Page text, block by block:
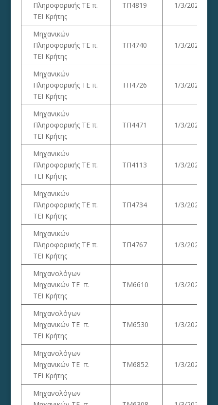
Πληροφορικής ΤΕ π.
ΤΕΙ Κρήτης
ΤΠ4819 1/3/2023
Μηχανικών
Πληροφορικής ΤΕ π.
ΤΕΙ Κρήτης
ΤΠ4740 1/3/2023
Μηχανικών
Πληροφορικής ΤΕ π.
ΤΕΙ Κρήτης
ΤΠ4726 1/3/2023
Μηχανικών
Πληροφορικής ΤΕ π.
ΤΕΙ Κρήτης
ΤΠ4471 1/3/2023
Μηχανικών
Πληροφορικής ΤΕ π.
ΤΕΙ Κρήτης
ΤΠ4113 1/3/2023
Μηχανικών
Πληροφορικής ΤΕ π.
ΤΕΙ Κρήτης
ΤΠ4734 1/3/2023
Μηχανικών
Πληροφορικής ΤΕ π.
ΤΕΙ Κρήτης
ΤΠ4767 1/3/2023
Μηχανολόγων
Μηχανικών ΤΕ π.
ΤΕΙ Κρήτης
ΤΜ6610 1/3/2023
Μηχανολόγων
Μηχανικών ΤΕ π.
ΤΕΙ Κρήτης
ΤΜ6530 1/3/2023
Μηχανολόγων
Μηχανικών ΤΕ π.
ΤΕΙ Κρήτης
ΤΜ6852 1/3/2023
Μηχανολόγων